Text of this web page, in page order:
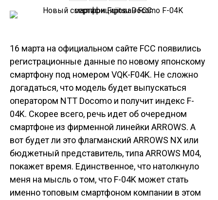
16 марта на официальном сайте FCC появились
регистрационные данные по новому японскому
смартфону под номером VQK-F04K. Не сложно
догадаться, что модель будет выпускаться
оператором NTT Docomo и получит индекс F-
04K. Скорее всего, речь идет об очередном
смартфоне из фирменной линейки ARROWS. А
вот будет ли это флагманский ARROWS NX или
бюджетный представитель, типа ARROWS M04,
покажет время. Единственное, что натолкнуло
меня на мысль о том, что F-04K может стать
именно топовым смартфоном компании в этом